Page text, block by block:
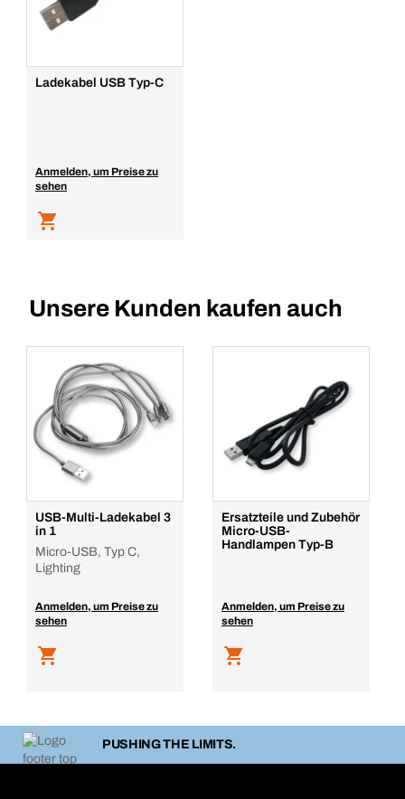
Ladekabel USB Typ-C
Anmelden, um Preise zu
sehen
Unsere Kunden kaufen auch
USB-Multi-Ladekabel 3
in 1
Micro-USB, Typ C,
Lighting
Anmelden, um Preise zu
sehen
Ersatzteile und Zubehör
Micro-USB-
Handlampen Typ-B
Anmelden, um Preise zu
sehen
PUSHING THE LIMITS.